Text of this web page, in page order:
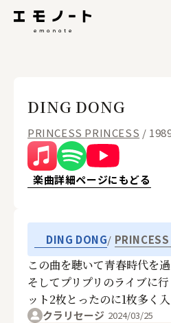
DING DONG
PRINCESS PRINCESS /
楽曲詳細ページにもどる
DING DONG
この曲を聴いて青春時代を
そしてプリプリのライブに
ット2枚とったのに1枚多く
クラリセージ 2024/03/25